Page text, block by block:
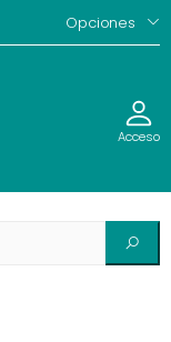
Opciones
Acceso